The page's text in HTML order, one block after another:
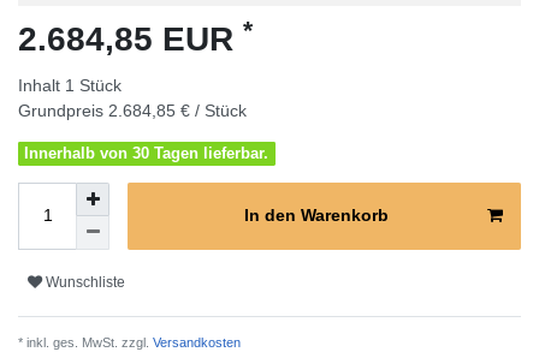
2.684,85 EUR *
Inhalt 1 Stück
Grundpreis 2.684,85 € / Stück
Innerhalb von 30 Tagen lieferbar.
In den Warenkorb
Wunschliste
* inkl. ges. MwSt. zzgl. Versandkosten